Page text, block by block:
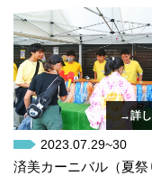
→詳し
2023.07.29~30
済美カーニバル（夏祭